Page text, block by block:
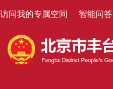
访问我的专属空间 智能问答